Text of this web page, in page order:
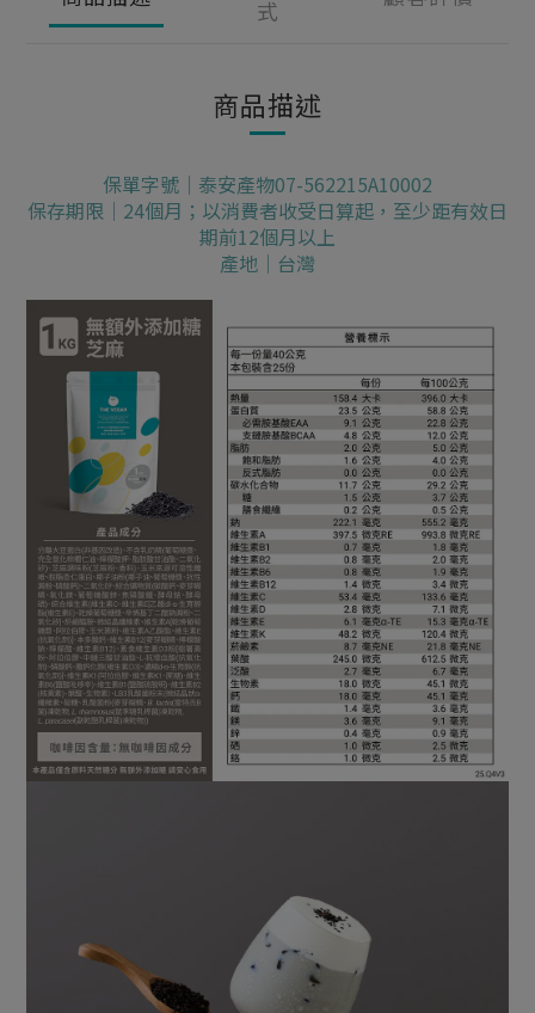
式
商品描述
保單字號｜泰安產物07-562215A10002
保存期限｜24個月；以消費者收受日算起，至少距有效日
期前12個月以上
產地｜台灣